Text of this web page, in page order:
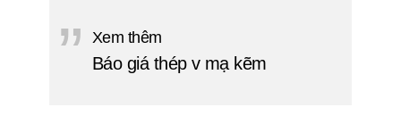
Xem thêm
Báo giá thép v mạ kẽm